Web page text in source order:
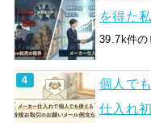
を得た
39.7k件の
個人で
仕入れ